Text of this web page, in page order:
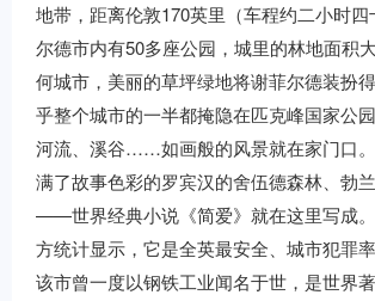
地带，距离伦敦170英里（车程约二小时
尔德市内有50多座公园，城里的林地面积
何城市，美丽的草坪绿地将谢菲尔德装扮
乎整个城市的一半都掩隐在匹克峰国家公园
河流、溪谷……如画般的风景就在家门口
满了故事色彩的罗宾汉的舍伍德森林、勃
——世界经典小说《简爱》就在这里写成
方统计显示，它是全英最安全、城市犯罪率
该市曾一度以钢铁工业闻名于世，是世界